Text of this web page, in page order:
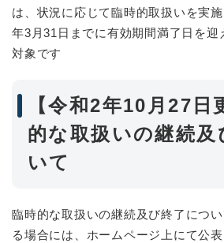
は、状況に応じて臨時的取扱いを実
年3月31日までに有効期間満了日を迎
対象です
【令和2年10月27日
的な取扱いの継続及
いて
臨時的な取扱いの継続及び終了につ
る場合には、ホームページ上にて公表